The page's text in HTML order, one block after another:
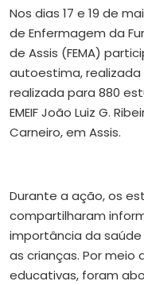
Nos dias 17 e 19 de
de Enfermagem da
de Assis (FEMA)
autoestima, realizada
realizada para 880
EMEIF João Luiz G.
Carneiro, em Assis.
Durante a ação, os
compartilharam
importância da
as crianças. Por
educativas, foram